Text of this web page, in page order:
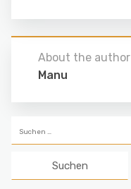
About the author
Manu
nach: